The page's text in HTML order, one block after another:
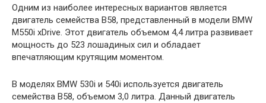
Одним из наиболее интересных вариантов является
двигатель семейства B58, представленный в модели BMW
M550i xDrive. Этот двигатель объемом 4,4 литра развивает
мощность до 523 лошадиных сил и обладает
впечатляющим крутящим моментом.
В моделях BMW 530i и 540i используется двигатель
семейства B58, объемом 3,0 литра. Данный двигатель